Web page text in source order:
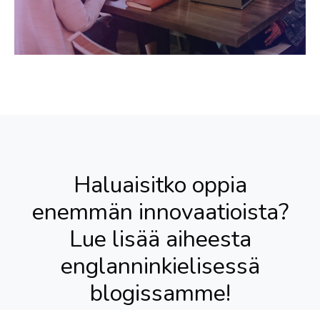
Haluaisitko oppia
enemmän innovaatioista?
Lue lisää aiheesta
englanninkielisessä
blogissamme!